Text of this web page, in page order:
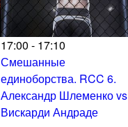
17:00 - 17:10
Смешанные
единоборства. RCC 6.
Александр Шлеменко vs
Вискарди Андраде